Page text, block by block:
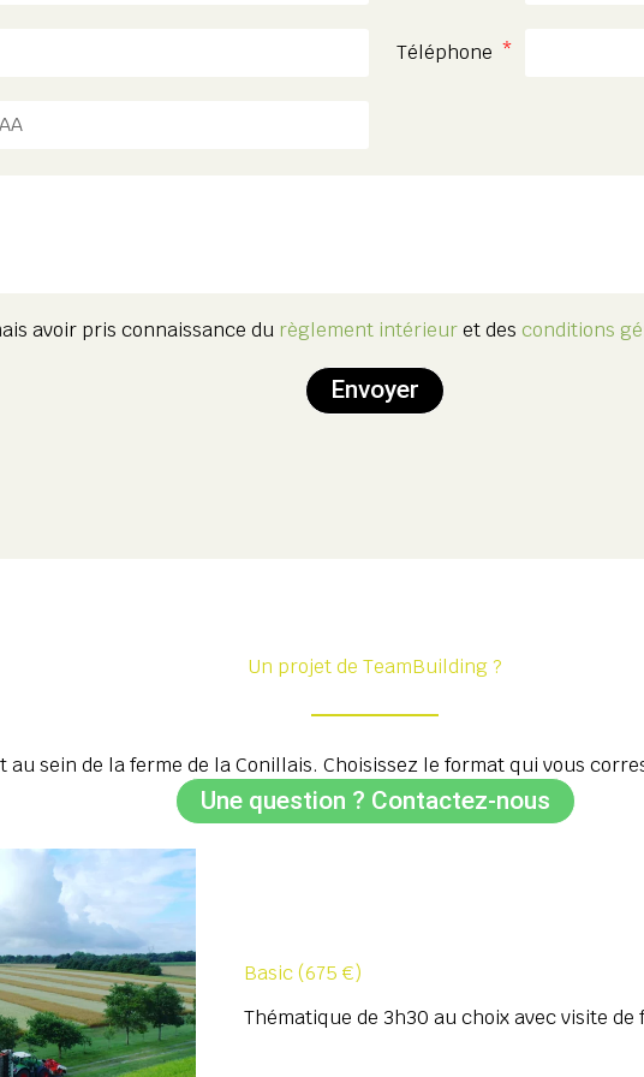
Téléphone
avoir pris connaissance du règlement intérieuret des conditions
Envoyer
Un projet de TeamBuilding ?
sein de la ferme de la Conillais. Choisissez le format qui vous
Une question ? Contactez-nous
Basic (675 €)
Thématique de 3h30 au choix avec visite de